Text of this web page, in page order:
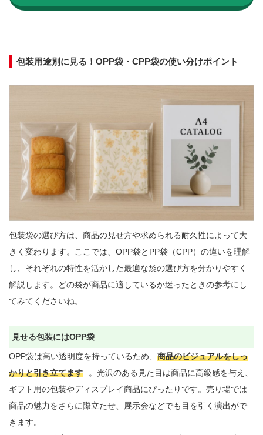
包装用途別に見る！OPP袋・CPP袋の使い分けポイント
包装袋の選び方は、商品の見せ方や求められる耐久性によって大
きく変わります。ここでは、OPP袋とPP袋（CPP）の違いを理解
し、それぞれの特性を活かした最適な袋の選び方を分かりやすく
解説します。どの袋が商品に適しているか迷ったときの参考にし
てみてくださいね。
見せる包装にはOPP袋
OPP袋は高い透明度を持っているため、 商品のビジュアルをしっ
かりと引き立てます
。光沢のある見た目は商品に高級感を与え、
ギフト用の包装やディスプレイ商品にぴったりです。売り場では
商品の魅力をさらに際立たせ、展示会などでも目を引く演出がで
きます。